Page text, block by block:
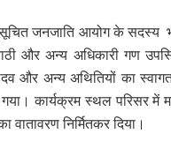
जनजाति आयोग के सदस्य
और अन्य अधिकारी गण
और अन्य अथितियों का
कार्यक्रम स्थल परिसर में
निर्मितकर दिया।